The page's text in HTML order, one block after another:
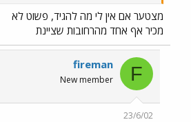
ללא נתיב לתחבורה ציבורית העבודות
נמצאות בעיצומן, והחלה הריסת מספר
סלילת הכביש בשעה טובה נפתח הכביש
לשדרות רגר (במרכז העיר בסמוך להיכל
לאחר הריסת מבנים ישנים של בית המשפט
את הלחצים בעיקר באזור רחוב קרן היסוד
כולל 2 נתיבים בכל כיוון הסתיימה
שבע מזרח והעבודות לסלילת הכביש יחלו
קרקע וריבוד כבר בוצעו והסתיימו)
מצטער אם אין לי מה להגיד, פשוט לא
מכיר אף אחד מהרחובות שציינת
F
fireman
New member
23/6/02